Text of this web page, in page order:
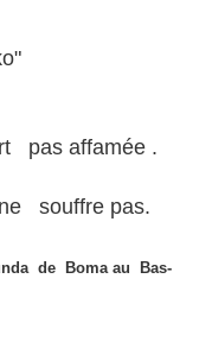
pas affamée .
souffre pas.
de Boma au Bas-